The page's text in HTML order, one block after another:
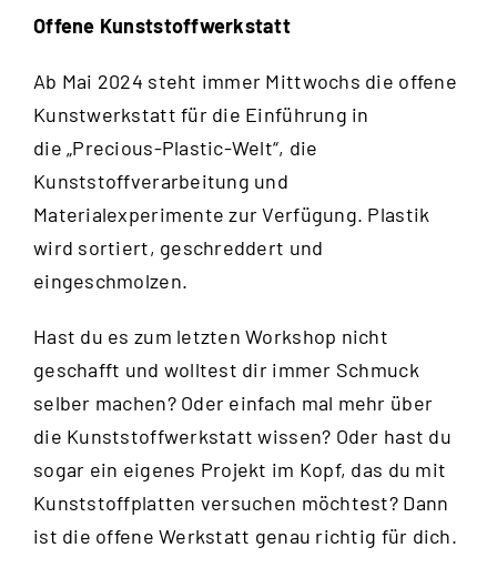
Offene Kunststoffwerkstatt
Ab Mai 2024 steht immer Mittwochs die offene
Kunstwerkstatt für die Einführung in
die „Precious-Plastic-Welt“, die
Kunststoffverarbeitung und
Materialexperimente zur Verfügung. Plastik
wird sortiert, geschreddert und
eingeschmolzen.
Hast du es zum letzten Workshop nicht
geschafft und wolltest dir immer Schmuck
selber machen? Oder einfach mal mehr über
die Kunststoffwerkstatt wissen? Oder hast du
sogar ein eigenes Projekt im Kopf, das du mit
Kunststoffplatten versuchen möchtest? Dann
ist die offene Werkstatt genau richtig für dich.